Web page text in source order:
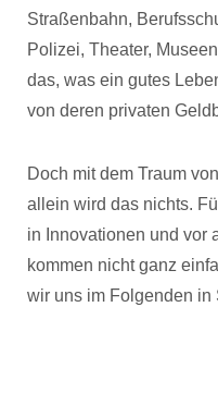
Straßenbahn,
Polizei, Theater,
das, was ein gutes
von deren privaten
Doch mit dem Traum
allein wird das nichts.
in Innovationen und vor
kommen nicht ganz
wir uns im Folgenden in